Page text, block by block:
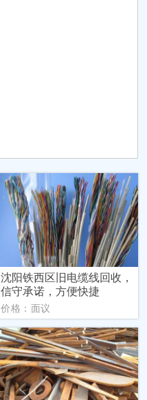
沈阳铁西区旧电缆线回收，
信守承诺，方便快捷
价格：面议